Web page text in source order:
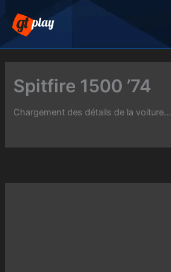
contenu
Spitfire 1500 ’74
Chargement des détails de la voiture...